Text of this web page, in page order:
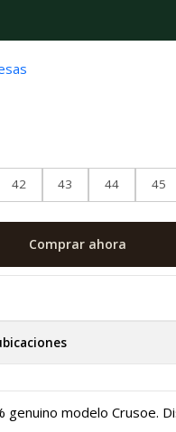
Cuero
42 43 44 45
Comprar ahora
genuino modelo Crusoe.